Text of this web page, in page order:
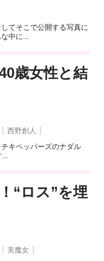
てそこで公開する写真に
中に...
歳女性と結
西野創人
キペッパーズのナダル
...
“ロス”を埋
美魔女